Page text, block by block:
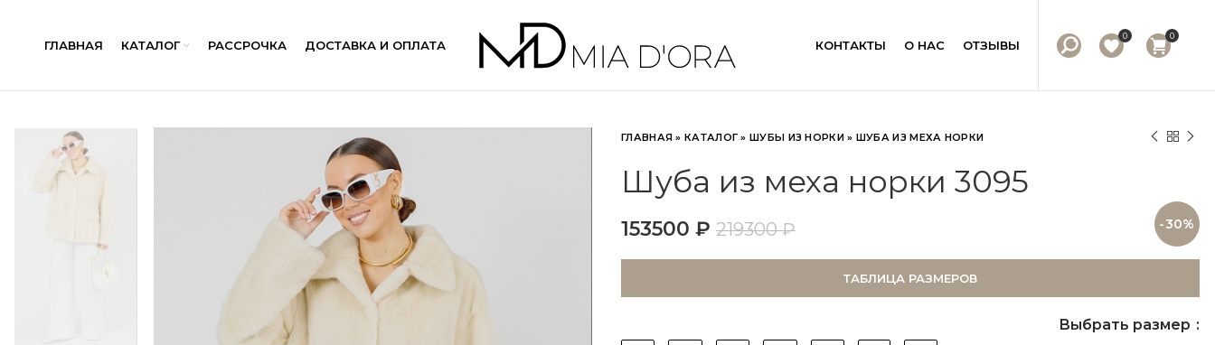
ГЛАВНАЯ КАТАЛОГ РАССРОЧКА ДОСТАВКА И ОПЛАТА КОНТАКТЫ О НАС ОТЗЫВЫ
0 0
ГЛАВНАЯ »КАТАЛОГ »ШУБЫ ИЗ НОРКИ» ШУБА ИЗ МЕХА НОРКИ
Шуба из меха норки 3095
153500 ₽ 219300₽ -30%
ТАБЛИЦА РАЗМЕРОВ
Выбрать размер